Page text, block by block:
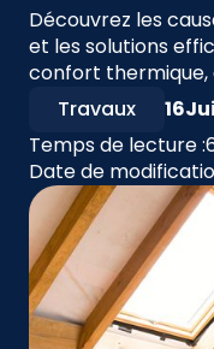
Découvrez les
et les solutions
confort thermique,
Travaux
16
Temps de lecture :
Date de